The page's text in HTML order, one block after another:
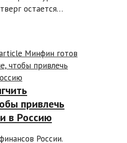
остается…
привлечь
в Россию
России.